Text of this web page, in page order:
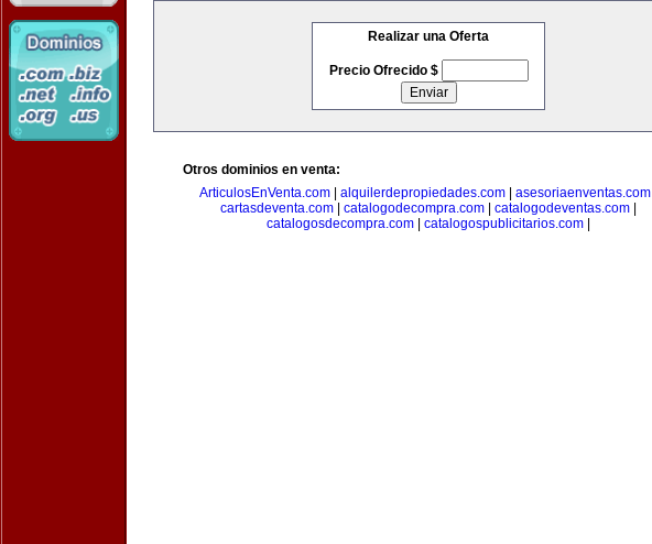
Realizar una Oferta
Precio Ofrecido $
Otros dominios en venta:
ArticulosEnVenta.com
alquilerdepropiedades.com asesoriaenventas.com
cartasdeventa.com
catalogodecompra.com catalogodeventas.com
catalogosdecompra.com
catalogospublicitarios.com